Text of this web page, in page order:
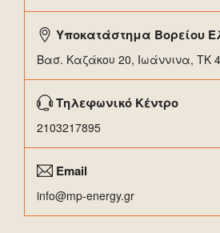
Υποκατάστημα Βορείου
Βασ. Καζάκου 20, Ιωάννινα, ΤΚ
Τηλεφωνικό Κέντρο
2103217895
Email
info@mp-energy.gr